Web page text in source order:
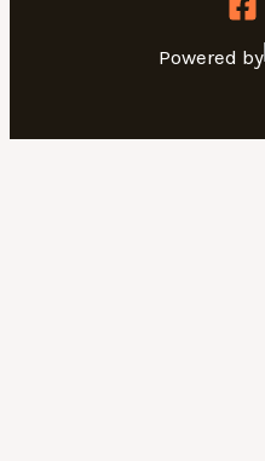
Powered by